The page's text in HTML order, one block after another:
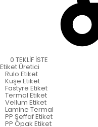
0 TEKLİF İSTE
EtiketÜretici
Rulo Etiket
Kuşe Etiket
Fastyre Etiket
Termal Etiket
Vellum Etiket
Lamine Termal
PP Şeffaf Etiket
PP Opak Etiket